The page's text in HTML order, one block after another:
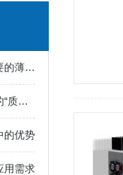
非接触膜厚仪代表了一类重要的薄膜厚度测量手段
非接触膜厚仪是精密制造中的“质量守护者”
的优势
用需求